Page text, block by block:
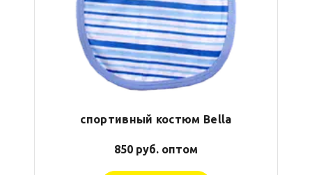
спортивный костюм Bella
850 руб. оптом